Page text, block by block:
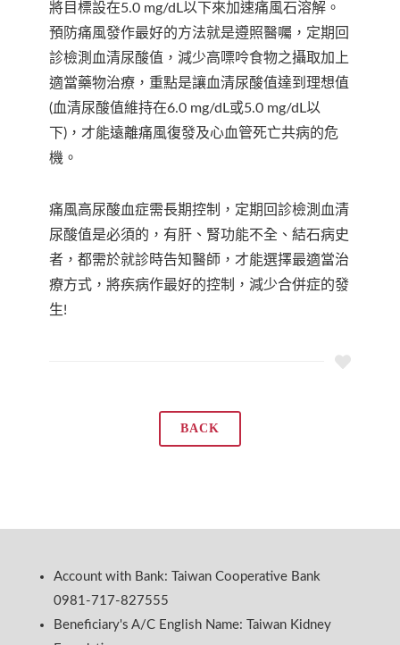
將目標設在5.0 mg/dL以下來加速痛風石溶解。
預防痛風發作最好的方法就是遵照醫囑，定期回
診檢測血清尿酸值，減少高嘌呤食物之攝取加上
適當藥物治療，重點是讓血清尿酸值達到理想值
(血清尿酸值維持在6.0 mg/dL或5.0 mg/dL以
下)，才能遠離痛風復發及心血管死亡共病的危
機。
痛風高尿酸血症需長期控制，定期回診檢測血清
尿酸值是必須的，有肝、腎功能不全、結石病史
者，都需於就診時告知醫師，才能選擇最適當治
療方式，將疾病作最好的控制，減少合併症的發
生!
BACK
Account with Bank: Taiwan Cooperative Bank
0981-717-827555
Beneficiary's A/C English Name: Taiwan Kidney